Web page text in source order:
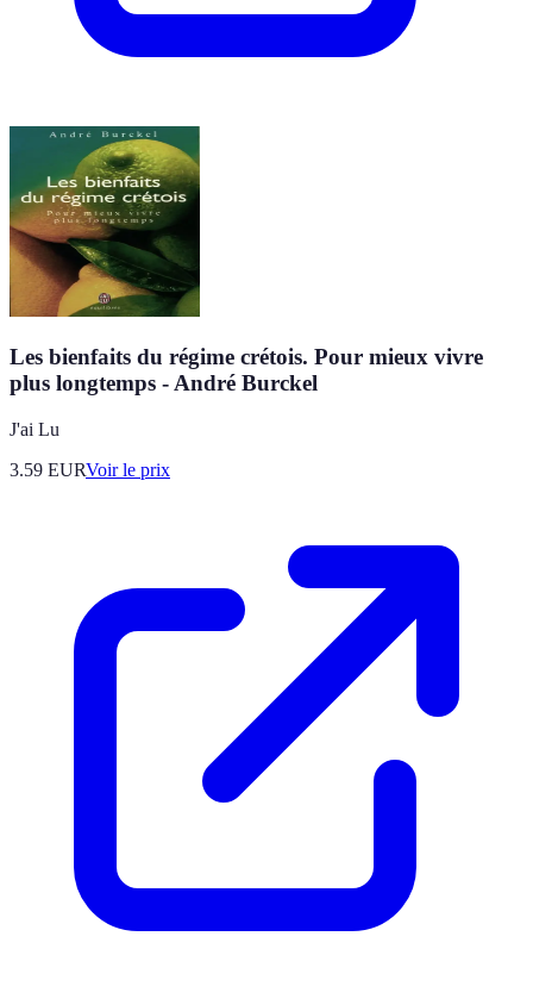
Les bienfaits du régime crétois. Pour mieux vivre
plus longtemps - André Burckel
J'ai Lu
3.59 EURVoir le prix